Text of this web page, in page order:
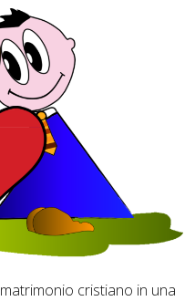
cristiano in una